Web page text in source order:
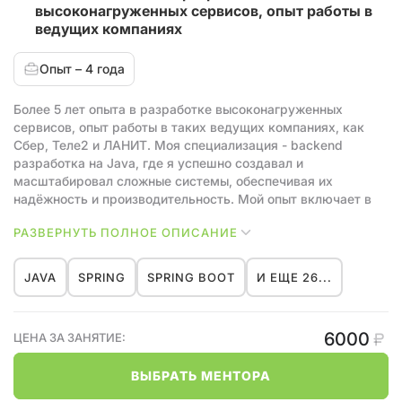
высоконагруженных сервисов, опыт работы в
ведущих компаниях
Опыт – 4 года
Более 5 лет опыта в разработке высоконагруженных
сервисов, опыт работы в таких ведущих компаниях, как
Сбер, Теле2 и ЛАНИТ. Моя специализация - backend
разработка на Java, где я успешно создавал и
масштабировал сложные системы, обеспечивая их
надёжность и производительность. Мой опыт включает в
оптимизацию производительности и работу с большими
знаниями и помогать другим развиваться в области
программирования и технологий.
ведущих компаниях, я готов помочь вам в следующих
областях
1. Backend-разработка на Java:
- Помогу разобраться с основами и продвинутыми
РАЗВЕРНУТЬ ПОЛНОЕ ОПИСАНИЕ
JAVA SPRING SPRING BOOT И ЕЩЕ 26...
ЦЕНА ЗА ЗАНЯТИЕ: 6000
ВЫБРАТЬ МЕНТОРА